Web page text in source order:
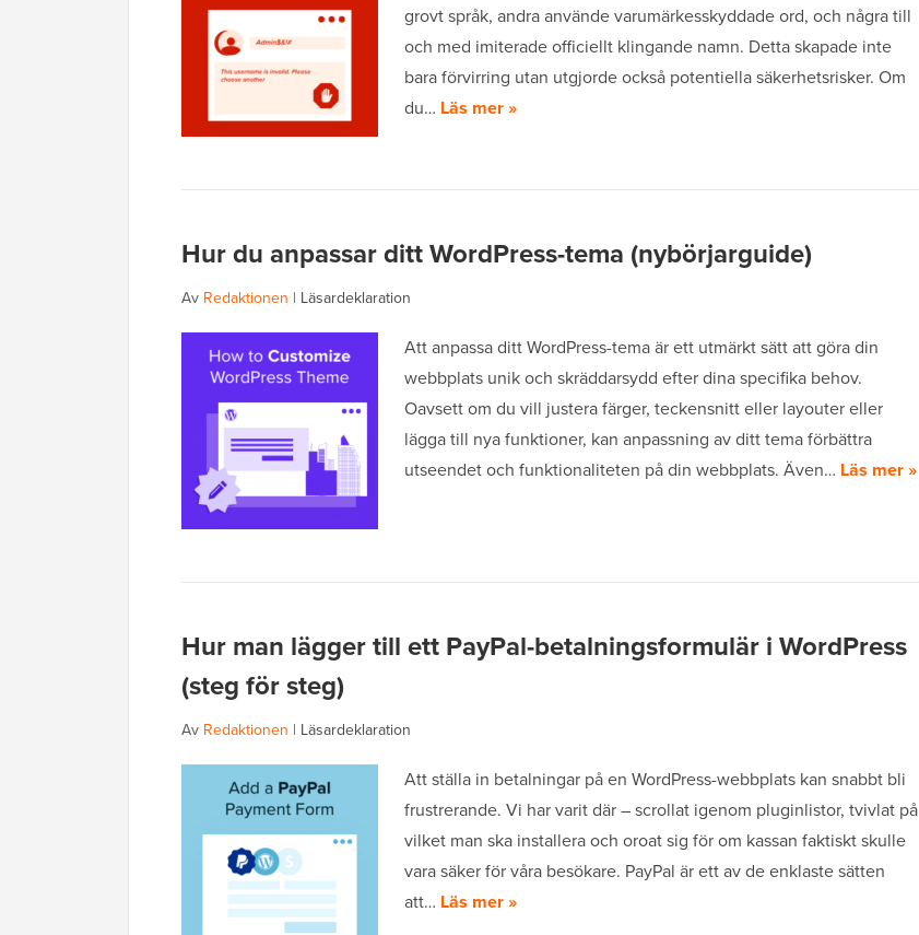
grovt språk, andra använde varumärkesskyddade ord, och några till
och med imiterade officiellt klingande namn. Detta skapade inte
bara förvirring utan utgjorde också potentiella säkerhetsrisker. Om
du… Läs mer »
Hur du anpassar ditt WordPress-tema (nybörjarguide)
Av Redaktionen | Läsardeklaration
Att anpassa ditt WordPress-tema är ett utmärkt sätt att göra din
webbplats unik och skräddarsydd efter dina specifika behov.
Oavsett om du vill justera färger, teckensnitt eller layouter eller
lägga till nya funktioner, kan anpassning av ditt tema förbättra
utseendet och funktionaliteten på din webbplats. Även… Läs mer »
Hur man lägger till ett PayPal-betalningsformulär i WordPress
(steg för steg)
Av Redaktionen | Läsardeklaration
Att ställa in betalningar på en WordPress-webbplats kan snabbt bli
frustrerande. Vi har varit där – scrollat igenom pluginlistor, tvivlat på
vilket man ska installera och oroat sig för om kassan faktiskt skulle
vara säker för våra besökare. PayPal är ett av de enklaste sätten
att… Läs mer »